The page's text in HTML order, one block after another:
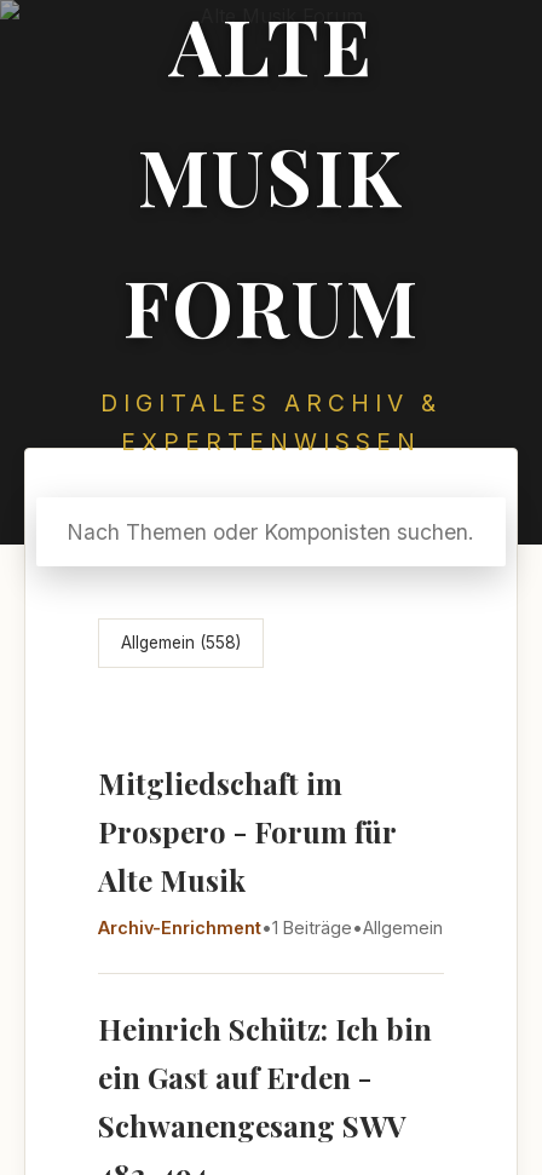
ALTE
MUSIK
FORUM
DIGITALES ARCHIV &
EXPERTENWISSEN
Themenübersicht
Allgemein (558)
Mitgliedschaft im
Prospero - Forum für
Alte Musik
Archiv-Enrichment•1 Beiträge•Allgemein
Heinrich Schütz: Ich bin
ein Gast auf Erden -
Schwanengesang SWV